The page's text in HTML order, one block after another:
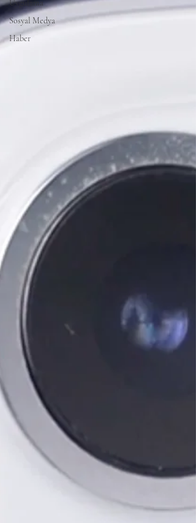
Uygulama
Sosyal Medya
Haber